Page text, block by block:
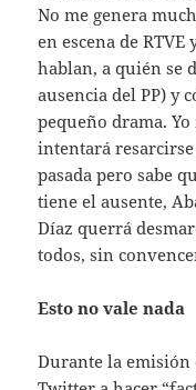
No me genera
en escena de
hablan, a quién se
ausencia del PP) y
pequeño drama. Yo
intentará resarcirse
pasada pero sabe
tiene el ausente,
Díaz querrá
todos, sin
Esto no vale nada
Durante la emisión